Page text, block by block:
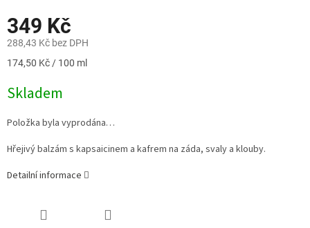
349 Kč
288,43 Kč bez DPH
Měrná
174,50 Kč / 100 ml
Skladem
Položka byla vyprodána…
Hřejivý balzám s kapsaicinem a kafrem na záda, svaly a klouby.
Detailní informace